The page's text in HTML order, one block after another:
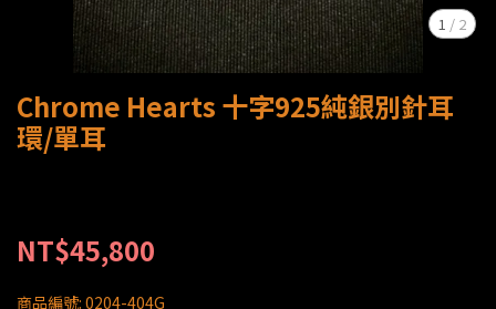
1 / 2
Chrome Hearts 十字925純銀別針耳
環/單耳
NT$45,800
商品編號: 0204-404G